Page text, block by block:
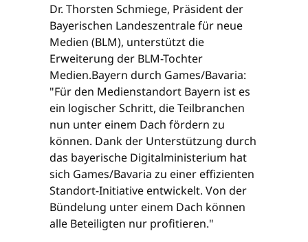
Dr. Thorsten Schmiege, Präsident der
Bayerischen Landeszentrale für neue
Medien (BLM), unterstützt die
Erweiterung der BLM-Tochter
Medien.Bayern durch Games/Bavaria:
"Für den Medienstandort Bayern ist es
ein logischer Schritt, die Teilbranchen
nun unter einem Dach fördern zu
können. Dank der Unterstützung durch
das bayerische Digitalministerium hat
sich Games/Bavaria zu einer effizienten
Standort-Initiative entwickelt. Von der
Bündelung unter einem Dach können
alle Beteiligten nur profitieren."